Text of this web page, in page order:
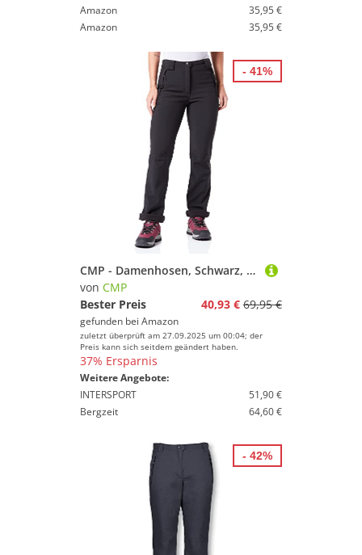
Amazon
35,95 €
Amazon
35,95 €
CMP - Damenhosen, Schwarz, C21
von CMP
Bester Preis
40,93 € 69,95 €
gefunden bei Amazon
zuletzt überprüft am 27.09.2025 um 00:04; der
Preis kann sich seitdem geändert haben.
37% Ersparnis
Weitere Angebote:
INTERSPORT
51,90 €
Bergzeit
64,60 €
- 41%
- 42%